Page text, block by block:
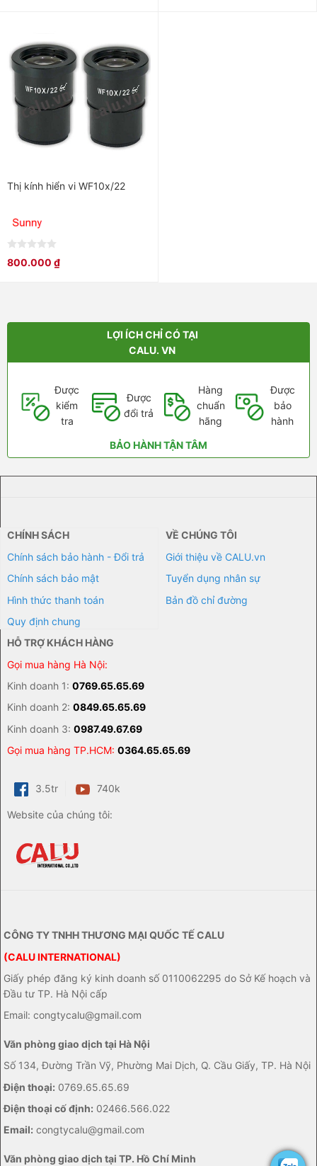
Thị kính hiển vi WF10x/22
0
out
800.000 ₫
LỢI ÍCH CHỈ CÓ TẠI
CALU. VN
Được
kiểm
tra
Được
đổi trả
Hàng
chuẩn
hãng
Được
bảo
hành
BẢO HÀNH TẬN TÂM
CHÍNH SÁCH
Chính sách bảo hành - Đổi trả
Chính sách bảo mật
Hình thức thanh toán
Quy định chung
VỀ CHÚNG TÔI
Giới thiệu về CALU.vn
Tuyển dụng nhân sự
Bản đồ chỉ đường
HỖ TRỢ KHÁCH HÀNG
Gọi mua hàng Hà Nội:
Kinh doanh 1: 0769.65.65.69
Kinh doanh 2: 0849.65.65.69
Kinh doanh 3: 0987.49.67.69
Gọi mua hàng TP.HCM: 0364.65.65.69
3.5tr 740k
Website của chúng tôi:
CÔNG TY TNHH THƯƠNG MẠI QUỐC TẾ CALU
(CALU INTERNATIONAL)
Giấy phép đăng ký kinh doanh số 0110062295 do Sở Kế hoạch và
Đầu tư TP. Hà Nội cấp
Email: congtycalu@gmail.com
Văn phòng giao dịch tại Hà Nội
Số 134, Đường Trần Vỹ, Phường Mai Dịch, Q. Cầu Giấy, TP. Hà Nội
Điện thoại: 0769.65.65.69
Điện thoại cố định: 02466.566.022
Email: congtycalu@gmail.com
Văn phòng giao dịch tại TP. Hồ Chí Minh